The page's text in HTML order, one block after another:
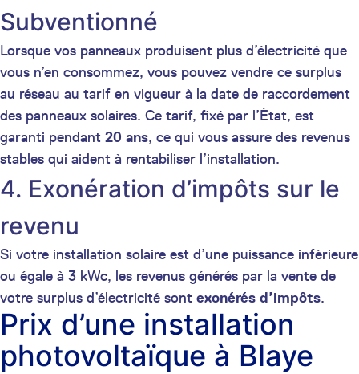
Subventionné
Lorsque vos panneaux produisent plus d’électricité que
vous n’en consommez, vous pouvez vendre ce surplus
au réseau au tarif en vigueur à la date de raccordement
des panneaux solaires. Ce tarif, fixé par l’État, est
garanti pendant 20 ans, ce qui vous assure des revenus
stables qui aident à rentabiliser l’installation.
4. Exonération d’impôts sur le
revenu
Si votre installation solaire est d’une puissance inférieure
ou égale à 3 kWc, les revenus générés par la vente de
votre surplus d’électricité sont exonérés d’impôts.
Prix d’une installation
photovoltaïque à Blaye